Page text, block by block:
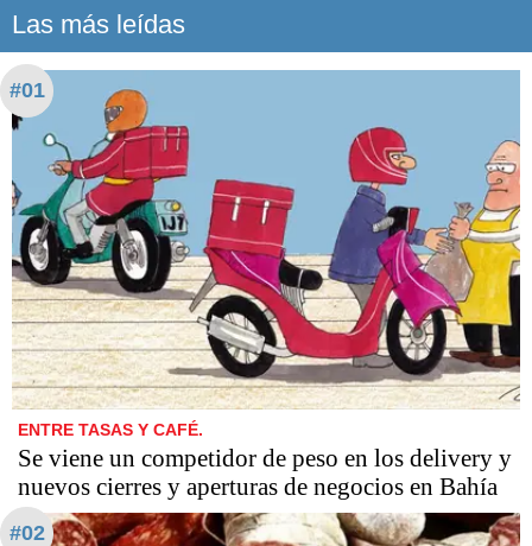
Las más leídas
#01
ENTRE TASAS Y CAFÉ.
Se viene un competidor de peso en los delivery y
nuevos cierres y aperturas de negocios en Bahía
#02